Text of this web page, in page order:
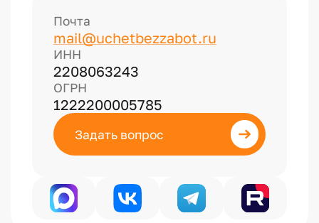
Почта
mail@uchetbezzabot.ru
ИНН
2208063243
ОГРН
1222200005785
Задать вопрос